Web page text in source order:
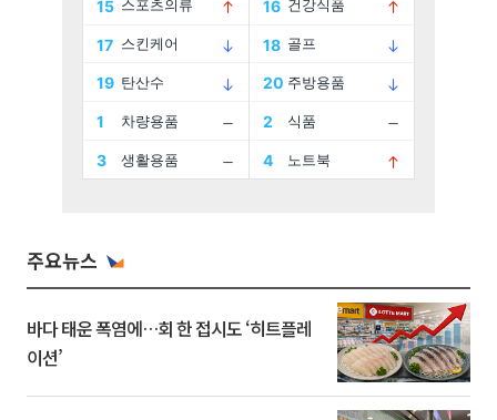
주요뉴스
바다 태운 폭염에…회 한 접시도 ‘히트플레
이션’